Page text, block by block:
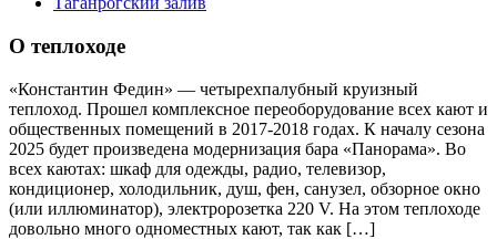
О теплоходе
«Константин Федин» — четырехпалубный круизный
теплоход. Прошел комплексное переоборудование всех кают и
общественных помещений в 2017-2018 годах. К началу сезона
2025 будет произведена модернизация бара «Панорама». Во
всех каютах: шкаф для одежды, радио, телевизор,
кондиционер, холодильник, душ, фен, санузел, обзорное окно
(или иллюминатор), электророзетка 220 V. На этом теплоходе
довольно много одноместных кают, так как […]